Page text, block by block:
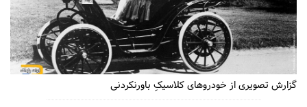
گزارش تصویری از خودروهای کلاسیکِ باورنکردنی